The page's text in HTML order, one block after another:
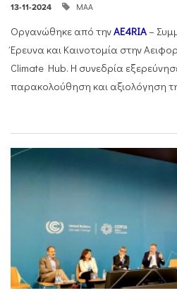
13-11-2024 ΜΑΑ
Οργανώθηκε από τηνAE4RIA–
Έρευνα και Καινοτομία στην
Climate Hub. Η συνεδρία
παρακολούθηση και αξιολόγηση